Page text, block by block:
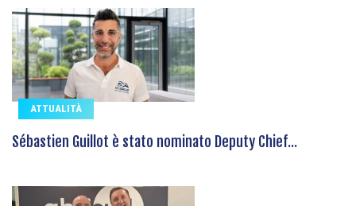
ATTUALITÀ
Sébastien Guillot è stato nominato Deputy Chief...